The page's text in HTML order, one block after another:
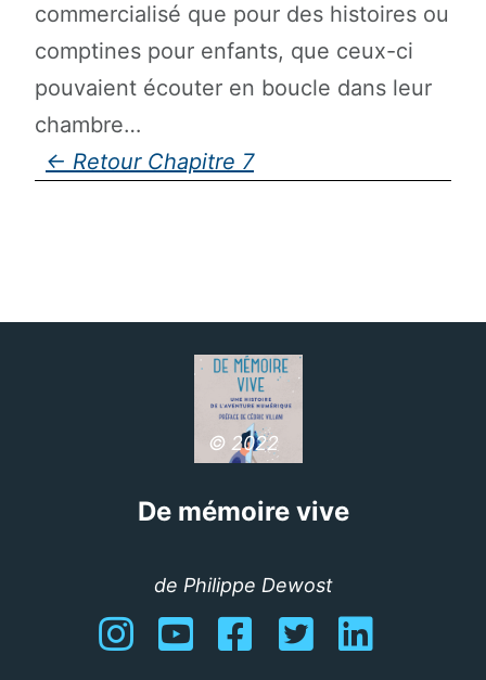
commercialisé que pour des histoires ou
comptines pour enfants, que ceux-ci
pouvaient écouter en boucle dans leur
chambre…
Chapitre 7
© 2022
De mémoire vive
de Philippe Dewost
InstagramYouTube FacebookTwitter